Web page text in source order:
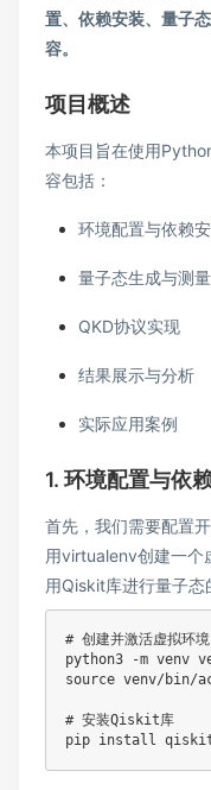
置、依赖安装、量子
容。
项目概述
本项目旨在使用
容包括：
环境配置与依赖
量子态生成与测量
QKD协议实现
结果展示与分析
实际应用案例
1. 环境配置与依
首先，我们需要配置
用virtualenv创建一个
用Qiskit库进行量子态
# 创建并激活虚拟环境
python3
-m
source venv/bin/
# 安装Qiskit库
pip install